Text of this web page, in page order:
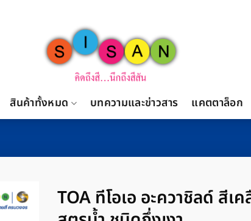
สินค้าทั้งหมด บทความและข่าวสาร แคตตาล็อก
TOA ทีโอเอ อะควาชิลด์ สีเ